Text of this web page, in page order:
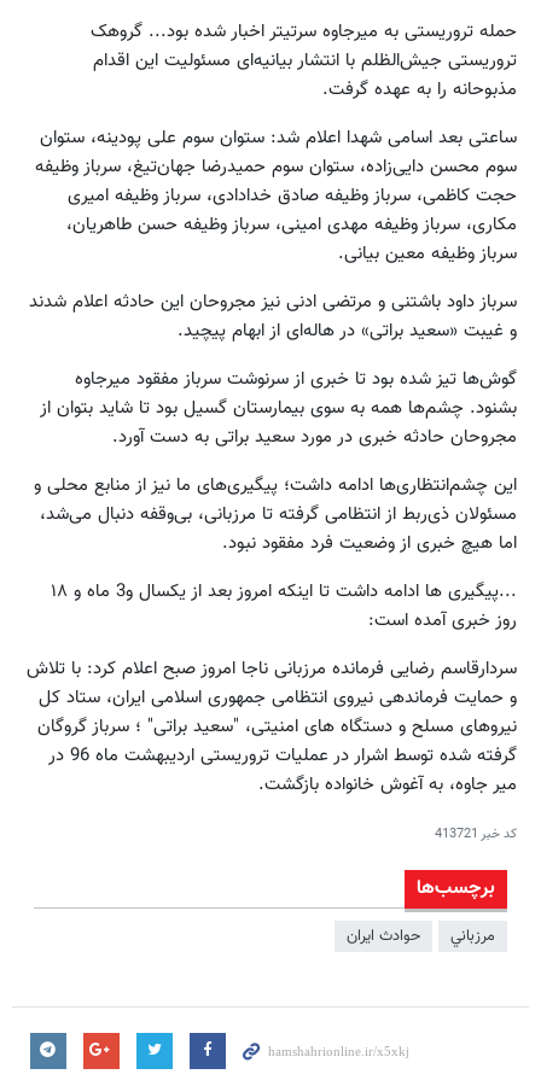
حمله تروریستی به میرجاوه سرتیتر اخبار شده بود... گروهک
تروریستی جیش‌الظلم با انتشار بیانیه‌ای مسئولیت این اقدام
مذبوحانه را به عهده گرفت.
ساعتی بعد اسامی شهدا اعلام شد: ستوان سوم علی پودینه، ستوان
سوم محسن دایی‌زاده، ستوان سوم حمیدرضا جهان‌تیغ، سرباز وظیفه
حجت کاظمی، سرباز وظیفه صادق خدادادی، سرباز وظیفه امیری
مکاری، سرباز وظیفه مهدی امینی، سرباز وظیفه حسن طاهریان،
سرباز وظیفه معین بیانی.
سرباز داود باشتنی و مرتضی ادنی نیز مجروحان این حادثه اعلام شدند
و غیبت «سعید براتی» در هاله‌ای از ابهام پیچید.
گوش‌ها تیز شده بود تا خبری از سرنوشت سرباز مفقود میرجاوه
بشنود. چشم‌ها همه به سوی بیمارستان گسیل بود تا شاید بتوان از
مجروحان حادثه خبری در مورد سعید براتی به دست آورد.
این چشم‌انتظاری‌ها ادامه داشت؛ پیگیری‌های ما نیز از منابع محلی و
مسئولان ذی‌‌ربط از انتظامی گرفته تا مرزبانی، بی‌وقفه دنبال می‌شد،
اما هیچ خبری از وضعیت فرد مفقود نبود.
...پیگیری ها ادامه داشت تا اینکه امروز بعد از یکسال و3 ماه و ۱۸
روز خبری آمده است:
سردارقاسم رضایی فرمانده مرزبانی ناجا امروز صبح اعلام کرد: با تلاش
و حمایت فرماندهی نیروی انتظامی جمهوری اسلامی ایران، ستاد کل
نیروهای مسلح و دستگاه های امنیتی، "سعید براتی" ؛ سرباز گروگان
گرفته شده توسط اشرار در عملیات تروریستی اردیبهشت ماه 96 در
میر جاوه، به آغوش خانواده بازگشت.
کد خبر 413721
برچسب‌ها
مرزباني حوادث ایران